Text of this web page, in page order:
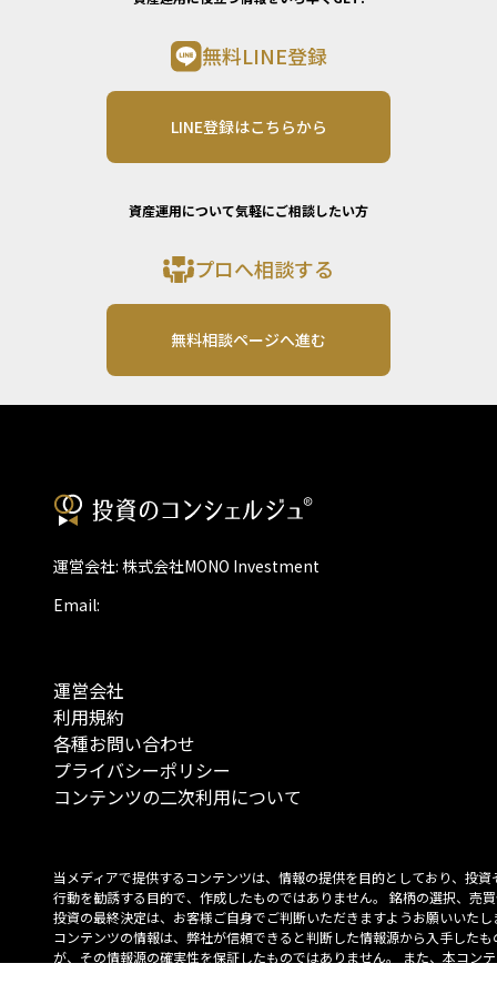
無料LINE登録
LINE登録はこちらから
資産運用について気軽にご相談したい方
プロへ相談する
無料相談ページへ進む
運営会社: 株式会社MONO Investment
Email:
運営会社
利用規約
各種お問い合わせ
プライバシーポリシー
コンテンツの二次利用について
当メディアで提供するコンテンツは、情報の提供を目的としており、投資
行動を勧誘する目的で、作成したものではありません。 銘柄の選択、売
投資の最終決定は、お客様ご自身でご判断いただきますようお願いいたし
コンテンツの情報は、弊社が信頼できると判断した情報源から入手したも
が、その情報源の確実性を保証したものではありません。 また、本コン